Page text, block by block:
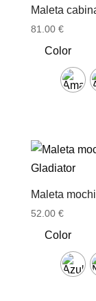
Maleta
81.00 €
Color
Maleta
52.00 €
Color